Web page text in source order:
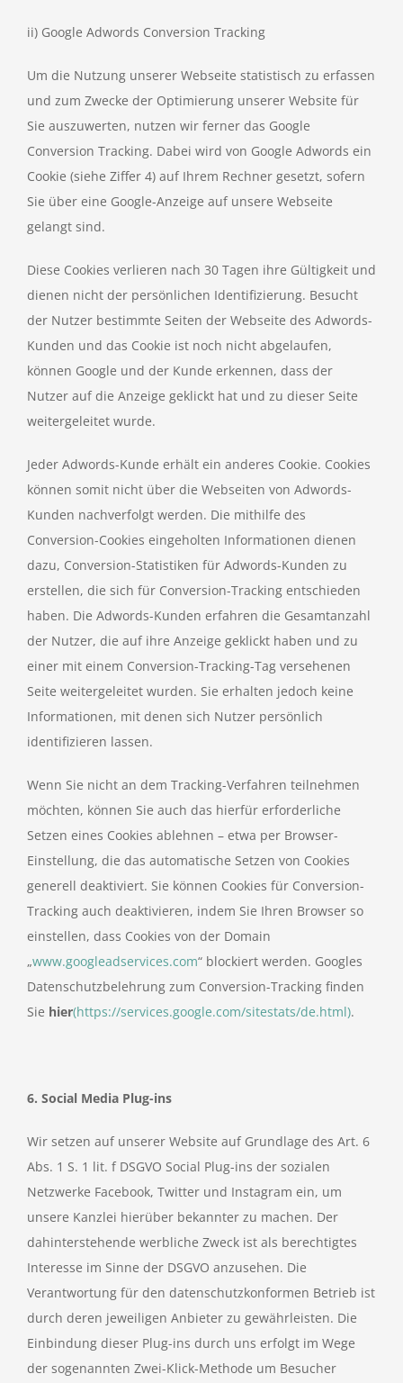
ii) Google Adwords Conversion Tracking
Um die Nutzung unserer Webseite statistisch zu erfassen
und zum Zwecke der Optimierung unserer Website für
Sie auszuwerten, nutzen wir ferner das Google
Conversion Tracking. Dabei wird von Google Adwords ein
Cookie (siehe Ziffer 4) auf Ihrem Rechner gesetzt, sofern
Sie über eine Google-Anzeige auf unsere Webseite
gelangt sind.
Diese Cookies verlieren nach 30 Tagen ihre Gültigkeit und
dienen nicht der persönlichen Identifizierung. Besucht
der Nutzer bestimmte Seiten der Webseite des Adwords-
Kunden und das Cookie ist noch nicht abgelaufen,
können Google und der Kunde erkennen, dass der
Nutzer auf die Anzeige geklickt hat und zu dieser Seite
weitergeleitet wurde.
Jeder Adwords-Kunde erhält ein anderes Cookie. Cookies
können somit nicht über die Webseiten von Adwords-
Kunden nachverfolgt werden. Die mithilfe des
Conversion-Cookies eingeholten Informationen dienen
dazu, Conversion-Statistiken für Adwords-Kunden zu
erstellen, die sich für Conversion-Tracking entschieden
haben. Die Adwords-Kunden erfahren die Gesamtanzahl
der Nutzer, die auf ihre Anzeige geklickt haben und zu
einer mit einem Conversion-Tracking-Tag versehenen
Seite weitergeleitet wurden. Sie erhalten jedoch keine
Informationen, mit denen sich Nutzer persönlich
identifizieren lassen.
Wenn Sie nicht an dem Tracking-Verfahren teilnehmen
möchten, können Sie auch das hierfür erforderliche
Setzen eines Cookies ablehnen – etwa per Browser-
Einstellung, die das automatische Setzen von Cookies
generell deaktiviert. Sie können Cookies für Conversion-
Tracking auch deaktivieren, indem Sie Ihren Browser so
einstellen, dass Cookies von der Domain
„www.googleadservices.com“ blockiert werden. Googles
Datenschutzbelehrung zum Conversion-Tracking finden
Sie hier(https://services.google.com/sitestats/de.html).
6. Social Media Plug-ins
Wir setzen auf unserer Website auf Grundlage des Art. 6
Abs. 1 S. 1 lit. f DSGVO Social Plug-ins der sozialen
Netzwerke Facebook, Twitter und Instagram ein, um
unsere Kanzlei hierüber bekannter zu machen. Der
dahinterstehende werbliche Zweck ist als berechtigtes
Interesse im Sinne der DSGVO anzusehen. Die
Verantwortung für den datenschutzkonformen Betrieb ist
durch deren jeweiligen Anbieter zu gewährleisten. Die
Einbindung dieser Plug-ins durch uns erfolgt im Wege
der sogenannten Zwei-Klick-Methode um Besucher